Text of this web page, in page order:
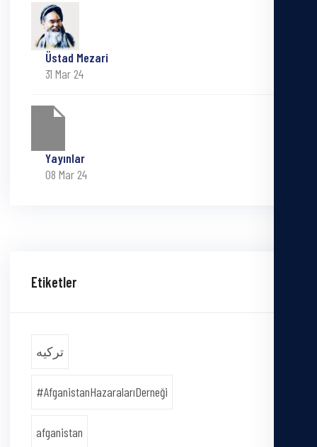
Üstad Mezari
31 Mar 24
Yayınlar
08 Mar 24
Etiketler
ترکیه
#AfganistanHazaralarıDerneği
afganistan